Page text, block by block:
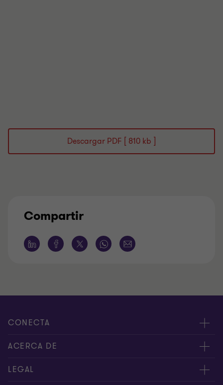
Descargar PDF [ 810 kb ]
Compartir
CONECTA
Nuestros expertos
Alertas
ACERCA DE
Nosotros
LEGAL